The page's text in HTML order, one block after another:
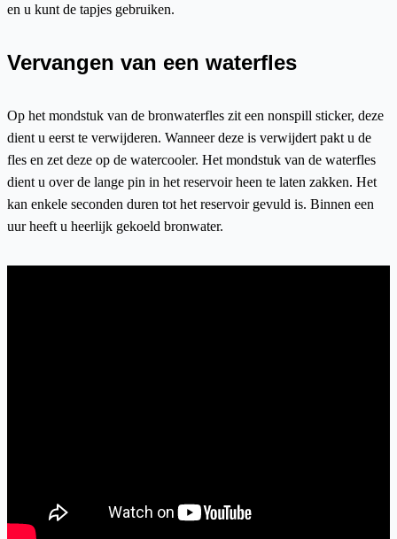
en u kunt de tapjes gebruiken.
Vervangen van een waterfles
Op het mondstuk van de bronwaterfles zit een nonspill sticker, deze
dient u eerst te verwijderen. Wanneer deze is verwijdert pakt u de
fles en zet deze op de watercooler. Het mondstuk van de waterfles
dient u over de lange pin in het reservoir heen te laten zakken. Het
kan enkele seconden duren tot het reservoir gevuld is. Binnen een
uur heeft u heerlijk gekoeld bronwater.